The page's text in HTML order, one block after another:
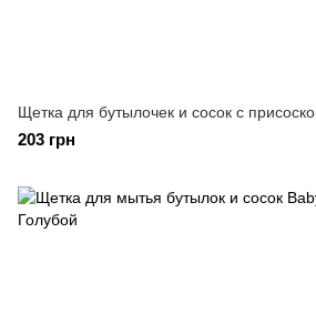
Щетка для бутылочек и сосок с
203 грн